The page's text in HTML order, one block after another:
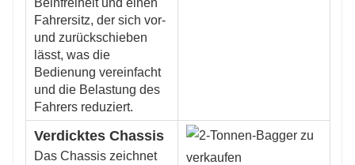
Fahrersitz, der sich vor-
und zurückschieben
lässt, was die
Bedienung vereinfacht
und die Belastung des
Fahrers reduziert.
Verdicktes Chassis
Das Chassis zeichnet